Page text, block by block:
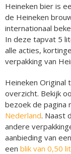
Heineken bier is
de Heineken
internationaal
In deze tapvat 5
alle acties,
verpakking van
Heineken Original
overzicht. Bekijk
bezoek de pagina
Nederland. Naast
andere
aanbieding van een
een blik van 0,50